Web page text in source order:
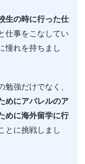
生の時に行った仕
仕事をこなしてい
憧れを持ちまし
勉強だけでなく、
めにアパレルのア
めに海外留学に行
とに挑戦しまし